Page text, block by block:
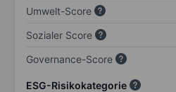
Umwelt-Score
Sozialer Score
Governance-Score
ESG-Risikokategorie